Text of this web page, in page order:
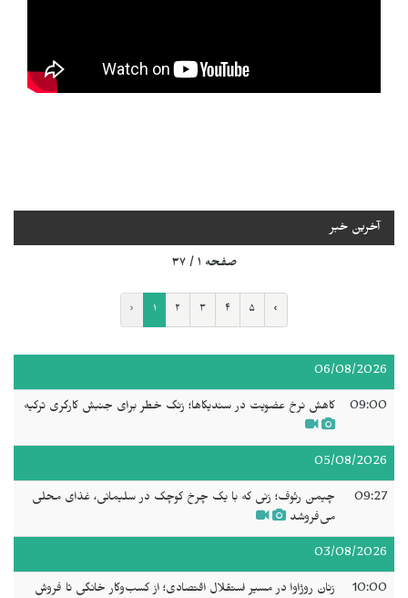
آخرین خبر
صفحه ۱ / ۳۷
‹ ۱ ۲ ۳ ۴ ۵ ›
06/08/2026
09:00 کاهش نرخ عضویت در سندیکاها؛ زنگ خطر برای جنبش کارگری ترکیه
05/08/2026
09:27
چیمن رئوف؛ زنی که با یک چرخ کوچک در سلیمانی، غذای محلی
می‌فروشد
03/08/2026
10:00
زنان روژاوا در مسیر استقلال اقتصادی؛ از کسب‌وکار خانگی تا فروش